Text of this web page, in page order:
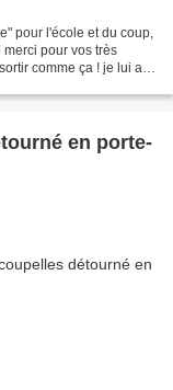
pour l'école et du coup,
pour vos très
comme ça ! je lui ai
en porte-